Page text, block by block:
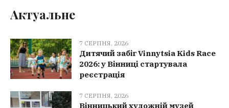
Актуальне
7 СЕРПНЯ, 2026
Дитячий забіг Vinnytsia Kids Race
2026: у Вінниці стартувала
реєстрація
7 СЕРПНЯ, 2026
Вінницький художній музей